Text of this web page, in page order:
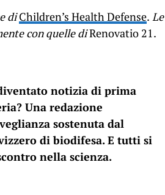
di Children’s Health Defense. Le
con quelle diRenovatio 21.
notizia di prima
Una redazione
sostenuta dal
di biodifesa. E tutti si
nella scienza.